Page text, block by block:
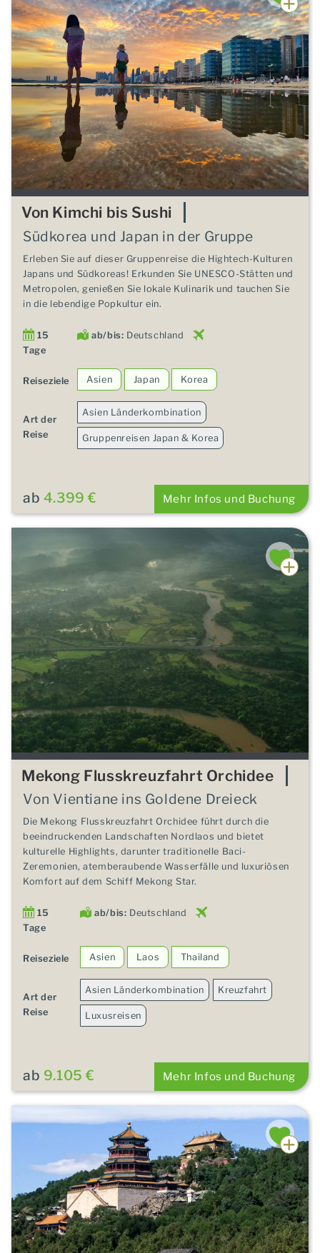
Von Kimchi bis Sushi
Südkorea und Japan in der Gruppe
Erleben Sie auf dieser Gruppenreise die Hightech-Kulturen
Japans und Südkoreas! Erkunden Sie UNESCO-Stätten und
Metropolen, genießen Sie lokale Kulinarik und tauchen Sie
in die lebendige Popkultur ein.
15
Tage
ab/bis: Deutschland
Reiseziele Asien Japan Korea
Art der
Reise
Asien Länderkombination
Gruppenreisen Japan & Korea
ab 4.399 € Mehr Infos und Buchung
Mekong Flusskreuzfahrt Orchidee
Von Vientiane ins Goldene Dreieck
Die Mekong Flusskreuzfahrt Orchidee führt durch die
beeindruckenden Landschaften Nordlaos und bietet
kulturelle Highlights, darunter traditionelle Baci-
Zeremonien, atemberaubende Wasserfälle und luxuriösen
Komfort auf dem Schiff Mekong Star.
15
Tage
ab/bis: Deutschland
Reiseziele Asien Laos Thailand
Art der
Reise
Asien Länderkombination Kreuzfahrt
Luxusreisen
ab 9.105 € Mehr Infos und Buchung